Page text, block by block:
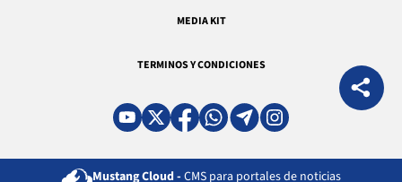
MEDIA KIT
TERMINOS Y CONDICIONES
Mustang Cloud - CMS para portales de noticias